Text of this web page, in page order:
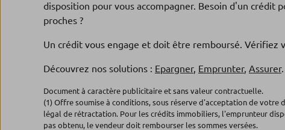
disposition pour vous accompagner. Besoin d'un crédit
proches ?
Un crédit vous engage et doit être remboursé. Vérifiez
Découvrez nos solutions : Epargner, Emprunter, Assurer.
Document à caractère publicitaire et sans valeur contractuelle.
(1) Offre soumise à conditions, sous réserve d'acceptation de
légal de rétractation. Pour les crédits immobiliers, l'emprunteur
pas obtenu, le vendeur doit rembourser les sommes versées.